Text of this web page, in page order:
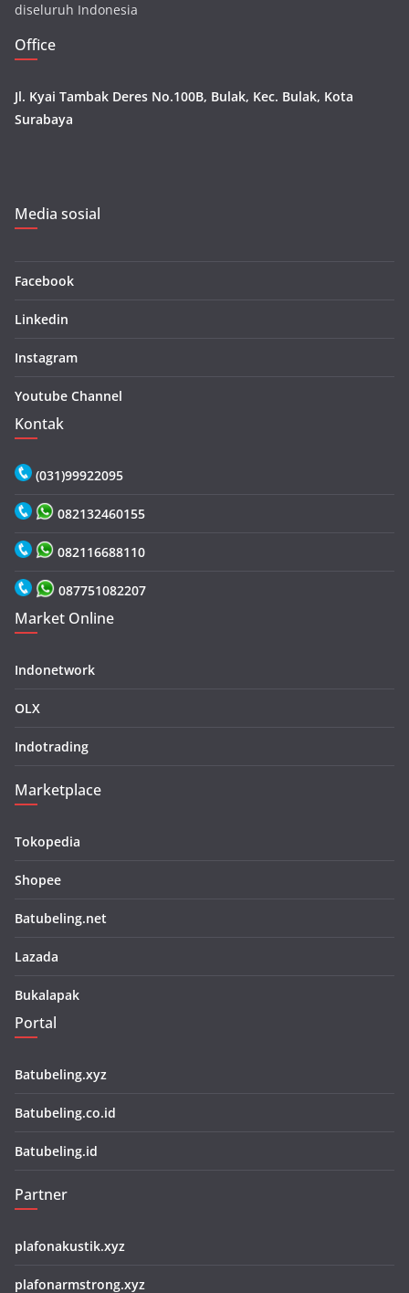
diseluruh Indonesia
Office
Jl. Kyai Tambak Deres No.100B, Bulak, Kec. Bulak, Kota
Surabaya
Media sosial
Facebook
Linkedin
Instagram
Youtube Channel
Kontak
(031)99922095
082132460155
082116688110
087751082207
Market Online
Indonetwork
OLX
Indotrading
Marketplace
Tokopedia
Shopee
Batubeling.net
Lazada
Bukalapak
Portal
Batubeling.xyz
Batubeling.co.id
Batubeling.id
Partner
plafonakustik.xyz
plafonarmstrong.xyz